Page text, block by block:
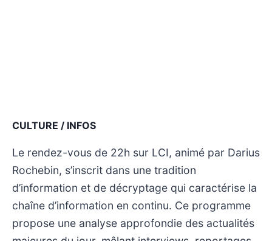
CULTURE / INFOS
Le rendez-vous de 22h sur LCI, animé par Darius
Rochebin, s’inscrit dans une tradition
d’information et de décryptage qui caractérise la
chaîne d’information en continu. Ce programme
propose une analyse approfondie des actualités